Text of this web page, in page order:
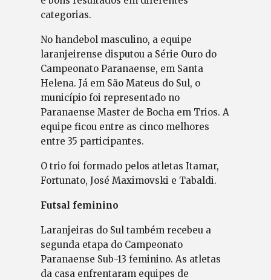
categorias.
No handebol masculino, a equipe
laranjeirense disputou a Série Ouro do
Campeonato Paranaense, em Santa
Helena. Já em São Mateus do Sul, o
município foi representado no
Paranaense Master de Bocha em Trios. A
equipe ficou entre as cinco melhores
entre 35 participantes.
O trio foi formado pelos atletas Itamar,
Fortunato, José Maximovski e Tabaldi.
Futsal feminino
Laranjeiras do Sul também recebeu a
segunda etapa do Campeonato
Paranaense Sub-13 feminino. As atletas
da casa enfrentaram equipes de